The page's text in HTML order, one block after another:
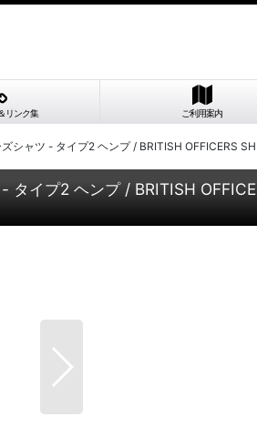
リンク集 ご利用案内
シャツ - タイプ2 ヘンプ / BRITISH OFFICERS
イプ2 ヘンプ / BRITISH